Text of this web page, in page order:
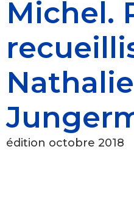
Michel.
Nathalie
édition octobre 2018